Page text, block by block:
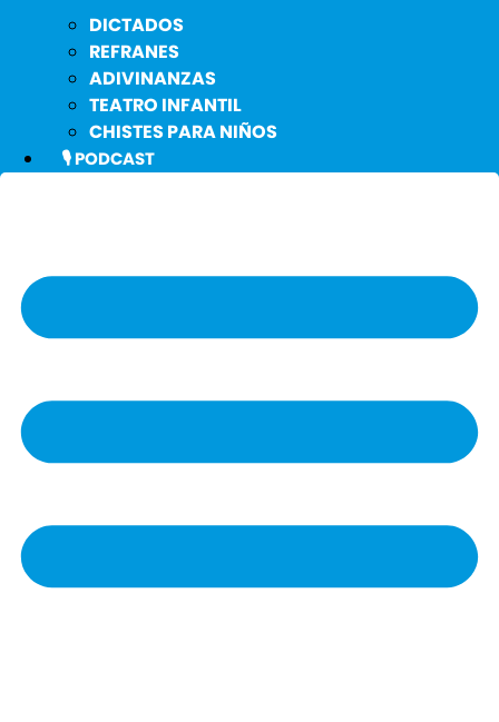
DICTADOS
REFRANES
ADIVINANZAS
TEATRO INFANTIL
CHISTES PARA NIÑOS
🎙️ PODCAST